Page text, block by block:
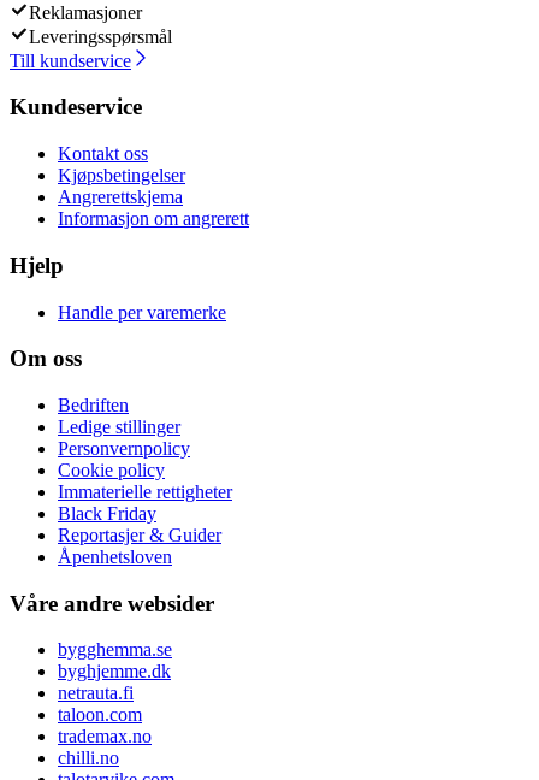
Reklamasjoner
Leveringsspørsmål
Till kundservice
Kundeservice
Kontakt oss
Kjøpsbetingelser
Angrerettskjema
Informasjon om angrerett
Hjelp
Handle per varemerke
Om oss
Bedriften
Ledige stillinger
Personvernpolicy
Cookie policy
Immaterielle rettigheter
Black Friday
Reportasjer & Guider
Åpenhetsloven
Våre andre websider
bygghemma.se
byghjemme.dk
netrauta.fi
taloon.com
trademax.no
chilli.no